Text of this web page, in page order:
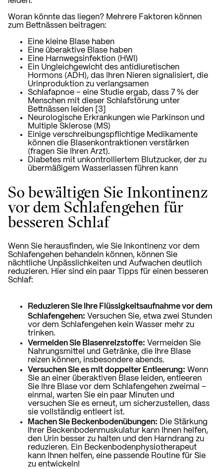
Woran könnte das liegen? Mehrere Faktoren können
zum Bettnässen beitragen:
Eine kleine Blase haben
Eine überaktive Blase haben
Eine Harnwegsinfektion (HWI)
Ein Ungleichgewicht des antidiuretischen
Hormons (ADH), das Ihren Nieren signalisiert, die
Urinproduktion zu verlangsamen
Schlafapnoe – eine Studie ergab, dass 7 % der
Menschen mit dieser Schlafstörung unter
Bettnässen leiden [3]
Neurologische Erkrankungen wie Parkinson und
Multiple Sklerose (MS)
Einige verschreibungspflichtige Medikamente
können die Blasenkontraktionen verstärken
(fragen Sie Ihren Arzt).
Diabetes mit unkontrolliertem Blutzucker, der zu
übermäßigem Wasserlassen führen kann
So bewältigen Sie Inkontinenz
vor dem Schlafengehen für
besseren Schlaf
Wenn Sie herausfinden, wie Sie Inkontinenz vor dem
Schlafengehen behandeln können, können Sie
nächtliche Unpässlichkeiten und Aufwachen deutlich
reduzieren. Hier sind ein paar Tipps für einen besseren
Schlaf:
Reduzieren Sie Ihre Flüssigkeitsaufnahme vor dem
Schlafengehen: Versuchen Sie, etwa zwei Stunden
vor dem Schlafengehen kein Wasser mehr zu
trinken.
Vermeiden Sie Blasenreizstoffe: Vermeiden Sie
Nahrungsmittel und Getränke, die Ihre Blase
reizen können, insbesondere abends.
Versuchen Sie es mit doppelter Entleerung: Wenn
Sie an einer überaktiven Blase leiden, entleeren
Sie Ihre Blase vor dem Schlafengehen zweimal –
einmal, warten Sie ein paar Minuten und
versuchen Sie es erneut, um sicherzustellen, dass
sie vollständig entleert ist.
Machen Sie Beckenbodenübungen: Die Stärkung
Ihrer Beckenbodenmuskulatur kann Ihnen helfen,
den Urin besser zu halten und den Harndrang zu
reduzieren. Ein Beckenbodenphysiotherapeut
kann Ihnen helfen, eine passende Routine für Sie
zu entwickeln!